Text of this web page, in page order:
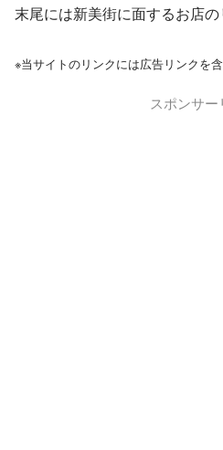
末尾には新美街に面するお店の
※当サイトのリンクには広告リンクを含
スポンサー